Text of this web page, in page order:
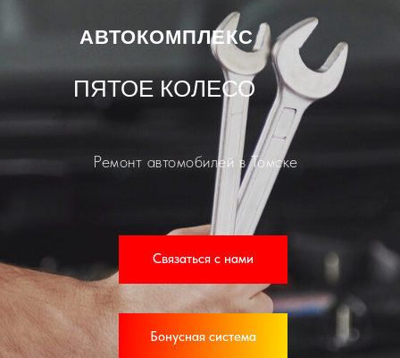
АВТОКОМПЛЕКС
Ремонт автомобилей в Томске
Бонусная система
Связаться с нами
ПЯТОЕ КОЛЕСО